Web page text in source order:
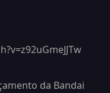
da Bandai